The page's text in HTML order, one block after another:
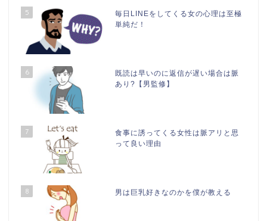
5
毎日LINEをしてくる女の心理は至極
単純だ！
6
既読は早いのに返信が遅い場合は脈
あり?【男監修】
7
食事に誘ってくる女性は脈アリと思
って良い理由
8 男は巨乳好きなのかを僕が教える